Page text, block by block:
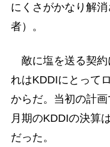
にくさがかなり解
者）。
敵に塩を送る契約
れはKDDIにとって
からだ。当初の計
月期のKDDIの決算
だった。